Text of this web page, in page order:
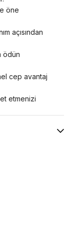
öne
açısından
ödün
cep avantaj
etmenizi